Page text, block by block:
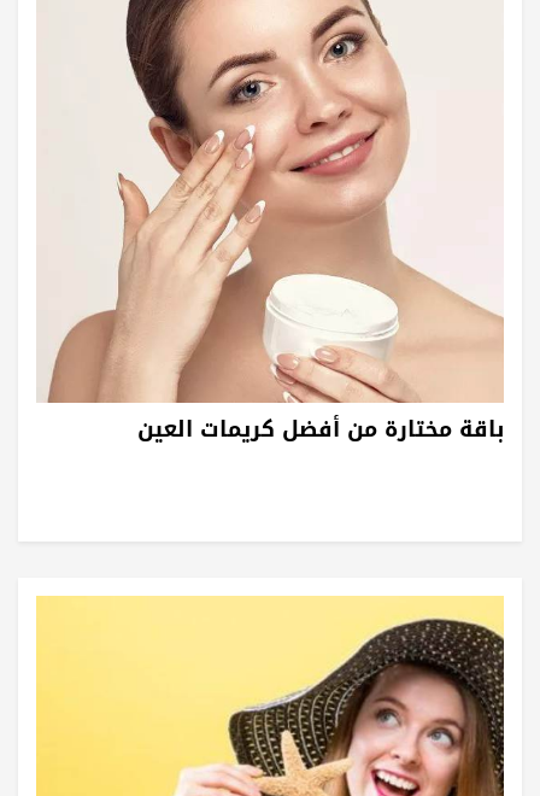
باقة مختارة من أفضل كريمات العين